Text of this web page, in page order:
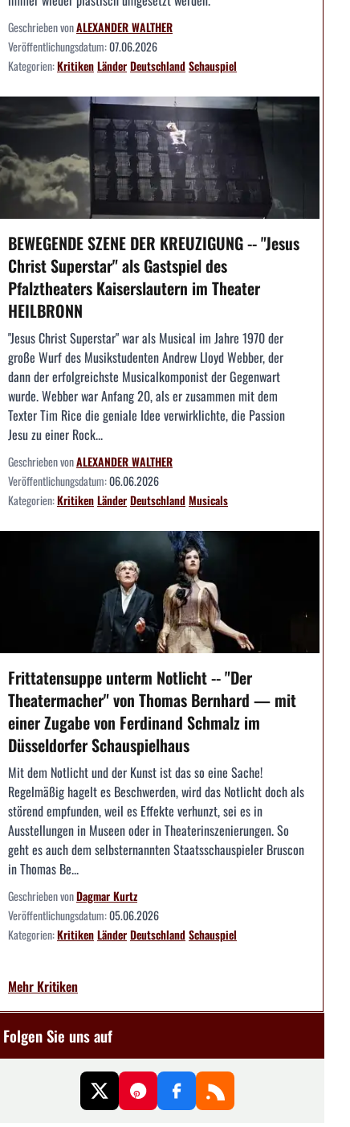
Geschrieben vonALEXANDER WALTHER
Veröffentlichungsdatum:07.06.2026
Kategorien:KritikenLänderDeutschlandSchauspiel
BEWEGENDE SZENE DER KREUZIGUNG -- "Jesus
Christ Superstar" als Gastspiel des
Pfalztheaters Kaiserslautern im Theater
HEILBRONN
"Jesus Christ Superstar" war als Musical im Jahre 1970 der
große Wurf des Musikstudenten Andrew Lloyd Webber, der
dann der erfolgreichste Musicalkomponist der Gegenwart
wurde. Webber war Anfang 20, als er zusammen mit dem
Texter Tim Rice die geniale Idee verwirklichte, die Passion
Jesu zu einer Rock...
Geschrieben vonALEXANDER WALTHER
Veröffentlichungsdatum:06.06.2026
Kategorien:KritikenLänderDeutschlandMusicals
Frittatensuppe unterm Notlicht -- "Der
Theatermacher" von Thomas Bernhard — mit
einer Zugabe von Ferdinand Schmalz im
Düsseldorfer Schauspielhaus
Mit dem Notlicht und der Kunst ist das so eine Sache!
Regelmäßig hagelt es Beschwerden, wird das Notlicht doch als
störend empfunden, weil es Effekte verhunzt, sei es in
Ausstellungen in Museen oder in Theaterinszenierungen. So
geht es auch dem selbsternannten Staatsschauspieler Bruscon
in Thomas Be...
Geschrieben vonDagmar Kurtz
Veröffentlichungsdatum:05.06.2026
Kategorien:KritikenLänderDeutschlandSchauspiel
Mehr Kritiken
Folgen Sie uns auf